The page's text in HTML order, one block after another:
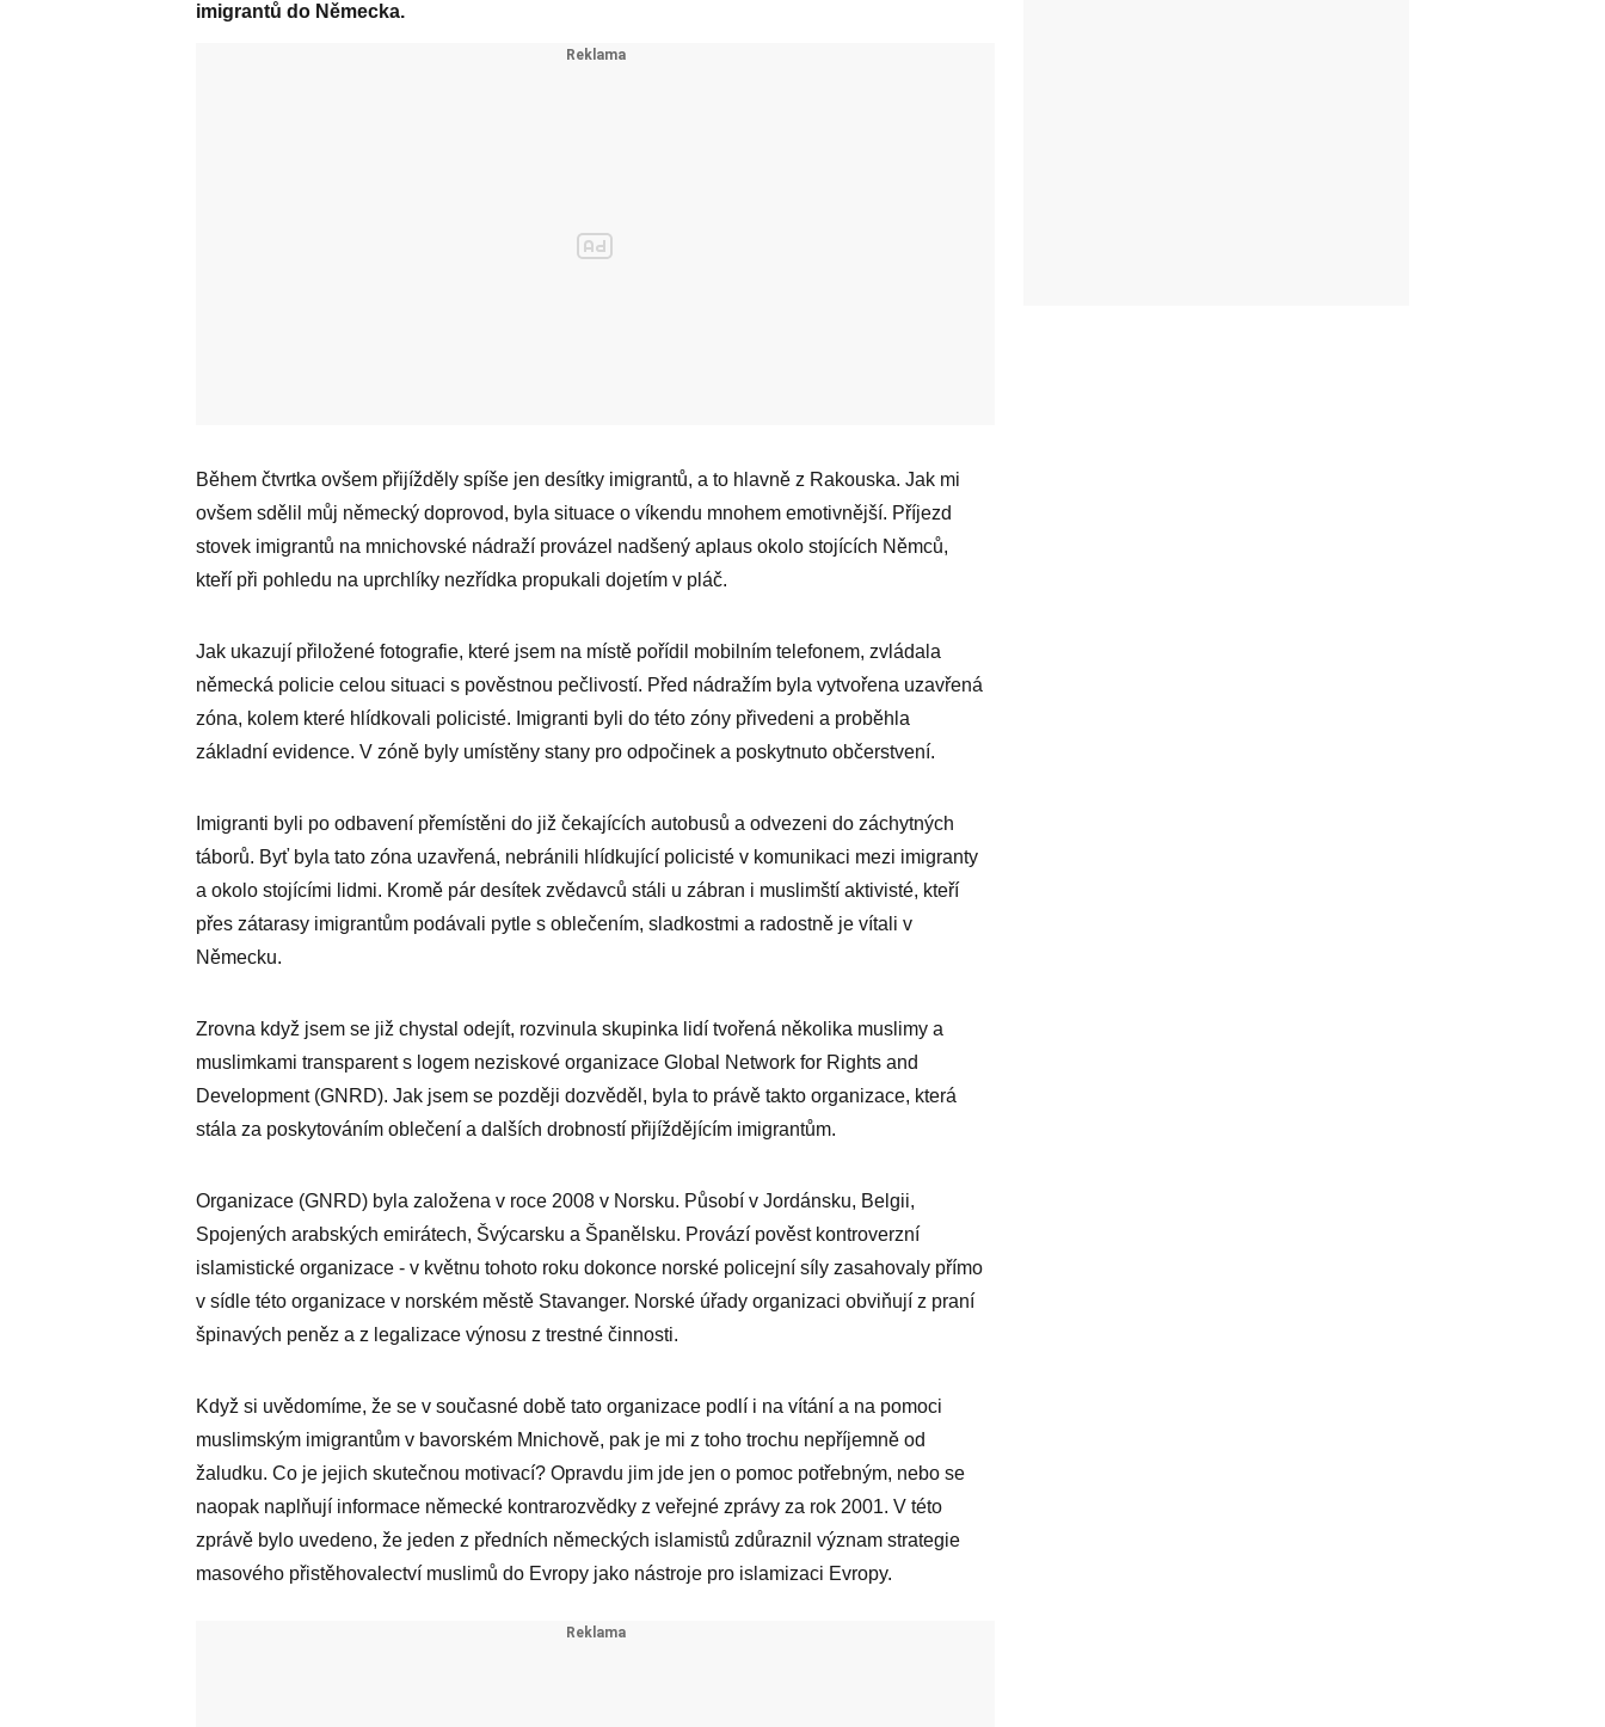
imigrantů do Německa.
Během čtvrtka ovšem přijížděly spíše jen desítky imigrantů, a to hlavně z Rakouska. Jak mi
ovšem sdělil můj německý doprovod, byla situace o víkendu mnohem emotivnější. Příjezd
stovek imigrantů na mnichovské nádraží provázel nadšený aplaus okolo stojících Němců,
kteří při pohledu na uprchlíky nezřídka propukali dojetím v pláč.
Jak ukazují přiložené fotografie, které jsem na místě pořídil mobilním telefonem, zvládala
německá policie celou situaci s pověstnou pečlivostí. Před nádražím byla vytvořena uzavřená
zóna, kolem které hlídkovali policisté. Imigranti byli do této zóny přivedeni a proběhla
základní evidence. V zóně byly umístěny stany pro odpočinek a poskytnuto občerstvení.
Imigranti byli po odbavení přemístěni do již čekajících autobusů a odvezeni do záchytných
táborů. Byť byla tato zóna uzavřená, nebránili hlídkující policisté v komunikaci mezi imigranty
a okolo stojícími lidmi. Kromě pár desítek zvědavců stáli u zábran i muslimští aktivisté, kteří
přes zátarasy imigrantům podávali pytle s oblečením, sladkostmi a radostně je vítali v
Německu.
Zrovna když jsem se již chystal odejít, rozvinula skupinka lidí tvořená několika muslimy a
muslimkami transparent s logem neziskové organizace Global Network for Rights and
Development (GNRD). Jak jsem se později dozvěděl, byla to právě takto organizace, která
stála za poskytováním oblečení a dalších drobností přijíždějícím imigrantům.
Organizace (GNRD) byla založena v roce 2008 v Norsku. Působí v Jordánsku, Belgii,
Spojených arabských emirátech, Švýcarsku a Španělsku. Provází pověst kontroverzní
islamistické organizace - v květnu tohoto roku dokonce norské policejní síly zasahovaly přímo
v sídle této organizace v norském městě Stavanger. Norské úřady organizaci obviňují z praní
špinavých peněz a z legalizace výnosu z trestné činnosti.
Když si uvědomíme, že se v současné době tato organizace podlí i na vítání a na pomoci
muslimským imigrantům v bavorském Mnichově, pak je mi z toho trochu nepříjemně od
žaludku. Co je jejich skutečnou motivací? Opravdu jim jde jen o pomoc potřebným, nebo se
naopak naplňují informace německé kontrarozvědky z veřejné zprávy za rok 2001. V této
zprávě bylo uvedeno, že jeden z předních německých islamistů zdůraznil význam strategie
masového přistěhovalectví muslimů do Evropy jako nástroje pro islamizaci Evropy.